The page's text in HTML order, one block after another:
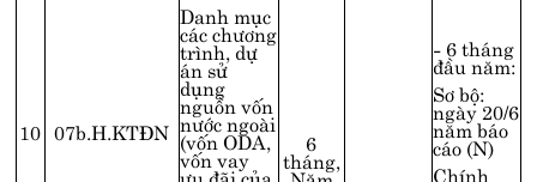
6
tháng,
10 07b.H.KTĐN
Danh mục
các chương
trình, dự
án sử
dụng
nguồn vốn
nước ngoài
(vốn ODA,
vốn vay
ưu đãi của
- 6 tháng
đầu năm:
Sơ bộ:
ngày 20/6
năm báo
cáo (N)
Chính